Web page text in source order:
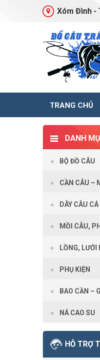
Xóm Đình -
TRANG CHỦ
DANH
BỘ ĐỒ CÂU
CẦN CÂU –
DÂY CÂU CÁ
MỒI CÂU,
LỒNG, LƯỚI
PHỤ KIỆN
BAO CẦN –
NÁ CAO SU
HỖ TRỢ